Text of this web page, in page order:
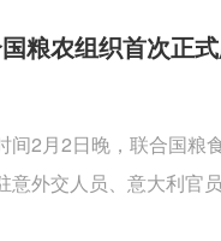
粮农组织首次正
间2月2日晚，联合国粮
意外交人员、意大利官